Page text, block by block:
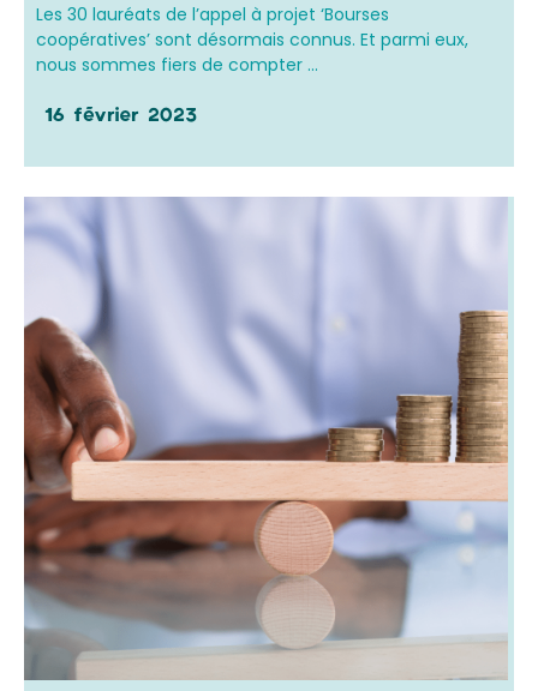
Les 30 lauréats de l’appel à projet ‘Bourses
coopératives’ sont désormais connus. Et parmi eux,
nous sommes fiers de compter ...
16 février 2023